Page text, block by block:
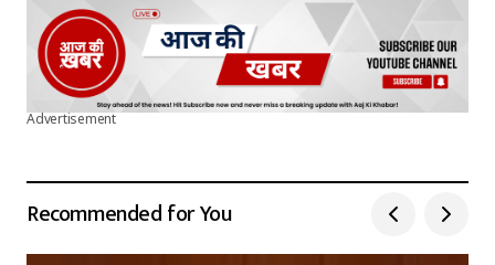
Advertisement
Recommended for You